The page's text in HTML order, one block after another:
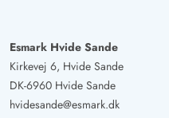
Esmark Hvide Sande
Kirkevej 6, Hvide Sande
DK-6960 Hvide Sande
hvidesande@esmark.dk